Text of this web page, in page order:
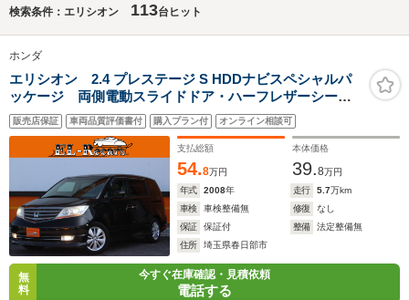
検索条件：エリシオン
113台ヒット
ホンダ
エリシオン 2.4 プレステージ S HDDナビスペシャルパ
ッケージ 両側電動スライドドア・ハーフレザーシー
ト・バックカメラ・HIDヘッドライト・HDDナビ・ミュ
ージックサーバー・キーレス・オートA/C・純正17インチ
アルミ・革巻きハンドル・ウィンカーミラー
販売店保証 車両品質評価書付 購入プラン付 オンライン相談可
支払総額
54.8万円
本体価格
39.8万円
年式
2008年 走行 5.7万km
車検
車検整備無 修復
なし
保証
保証付 整備
法定整備無
住所
埼玉県春日部市
無
料
今すぐ在庫確認・見積依頼
電話する